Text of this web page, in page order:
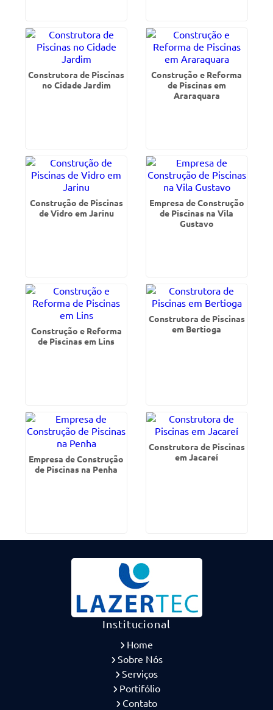
Construtora de Piscinas
no Cidade Jardim
Construção e Reforma
de Piscinas em
Araraquara
Construção de Piscinas
de Vidro em Jarinu
Empresa de Construção
de Piscinas na Vila
Gustavo
Construção e Reforma
de Piscinas em Lins
Construtora de Piscinas
em Bertioga
Empresa de Construção
de Piscinas na Penha
Construtora de Piscinas
em Jacareí
Institucional
Home
Sobre Nós
Serviços
Portifólio
Contato